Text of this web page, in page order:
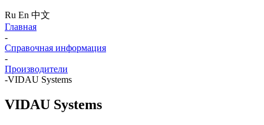
Ru En 中文
Главная
-
Справочная информация
-
Производители
-VIDAU Systems
VIDAU Systems